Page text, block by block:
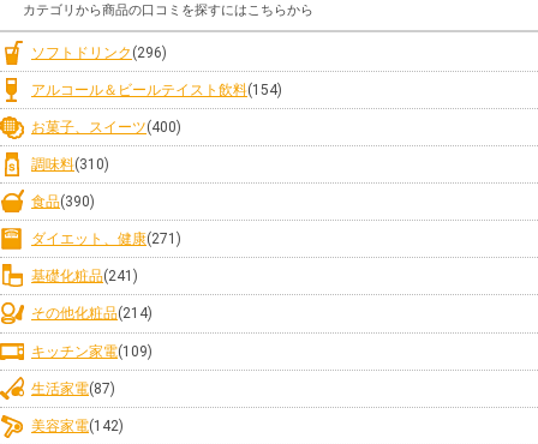
カテゴリから商品の口コミを探すにはこちらから
ソフトドリンク (296)
アルコール＆ビールテイスト飲料(154)
お菓子、スイーツ(400)
調味料(310)
食品(390)
ダイエット、健康(271)
基礎化粧品(241)
その他化粧品(214)
キッチン家電(109)
生活家電(87)
美容家電(142)